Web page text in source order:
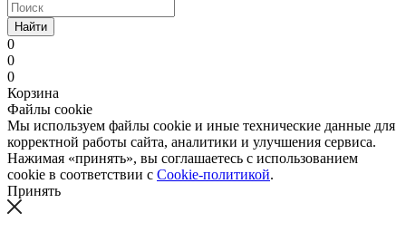
Найти
0
0
0
Корзина
Файлы cookie
Мы используем файлы cookie и иные технические данные для
корректной работы сайта, аналитики и улучшения сервиса.
Нажимая «принять», вы соглашаетесь с использованием
cookie в соответствии с Cookie-политикой.
Принять